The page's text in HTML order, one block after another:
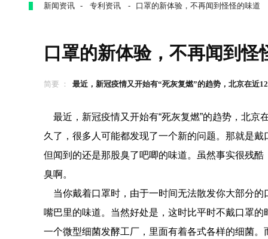
新闻资讯 - 专利资讯 - 口罩的新体验，不再闻到怪怪的味道
口罩的新体验，不再闻到怪
简要 ： 最近，新冠疫情又开始有“死灰复燃”的趋势，北京在近
最近，新冠疫情又开始有“死灰复燃”的趋势，北京
久了，很多人可能都发现了一个新的问题。那就是
但闻到的还是那股臭了吧唧的味道。虽然事实很残
臭啊。
当你戴着口罩时，由于一时间无法散发你大部分
嘴巴里的味道。当然好处是，这时比平时不戴口罩
一个微型细菌发酵工厂，里面有着各式各样的细菌